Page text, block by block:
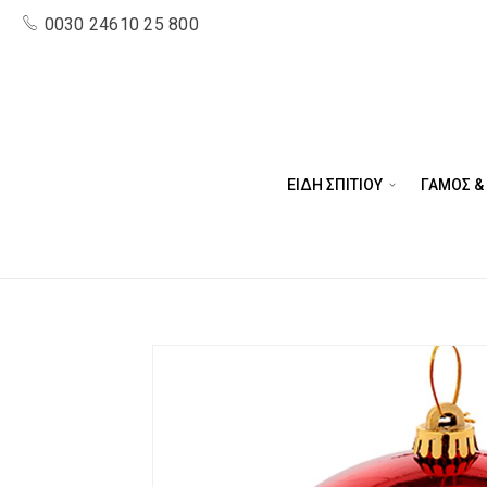
0030 24610 25 800
ΕΙΔΗ ΣΠΙΤΙΟΥ ΓΑΜΟΣ &